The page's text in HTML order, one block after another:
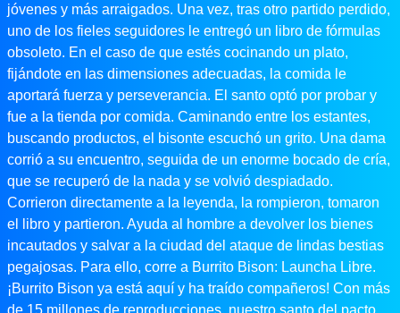
jóvenes y más arraigados. Una vez, tras otro partido perdido,
uno de los fieles seguidores le entregó un libro de fórmulas
obsoleto. En el caso de que estés cocinando un plato,
fijándote en las dimensiones adecuadas, la comida le
aportará fuerza y ​​perseverancia. El santo optó por probar y
fue a la tienda por comida. Caminando entre los estantes,
buscando productos, el bisonte escuchó un grito. Una dama
corrió a su encuentro, seguida de un enorme bocado de cría,
que se recuperó de la nada y se volvió despiadado.
Corrieron directamente a la leyenda, la rompieron, tomaron
el libro y partieron. Ayuda al hombre a devolver los bienes
incautados y salvar a la ciudad del ataque de lindas bestias
pegajosas. Para ello, corre a Burrito Bison: Launcha Libre.
¡Burrito Bison ya está aquí y ha traído compañeros! Con más